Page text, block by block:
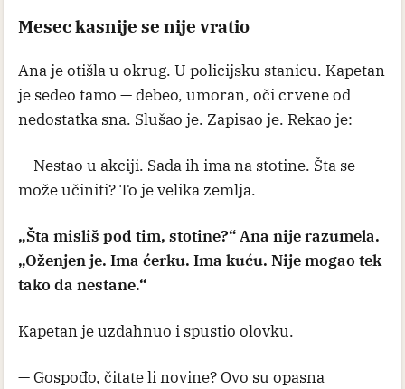
Mesec kasnije se nije vratio
Ana je otišla u okrug. U policijsku stanicu. Kapetan
je sedeo tamo — debeo, umoran, oči crvene od
nedostatka sna. Slušao je. Zapisao je. Rekao je:
— Nestao u akciji. Sada ih ima na stotine. Šta se
može učiniti? To je velika zemlja.
„Šta misliš pod tim, stotine?“ Ana nije razumela.
„Oženjen je. Ima ćerku. Ima kuću. Nije mogao tek
tako da nestane.“
Kapetan je uzdahnuo i spustio olovku.
— Gospođo, čitate li novine? Ovo su opasna